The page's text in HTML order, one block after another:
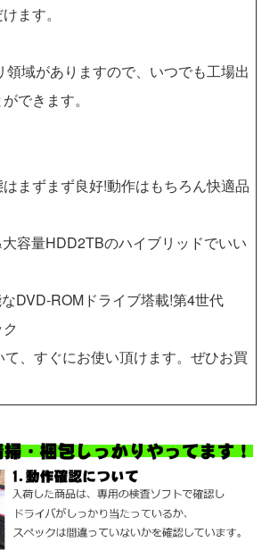
ます。
領域がありますので、いつでも工場出
できます。
まずまず良好!動作はもちろん快適品
容量HDD2TBのハイブリッドでいい
DVD-ROMドライブ塔載!第4世代
、すぐにお使い頂けます。ぜひお買